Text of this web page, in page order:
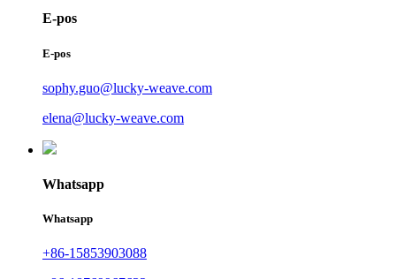
E-pos
E-pos
sophy.guo@lucky-weave.com
elena@lucky-weave.com
Whatsapp
Whatsapp
+86-15853903088